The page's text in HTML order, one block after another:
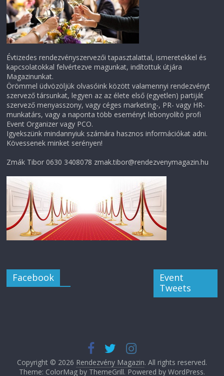
Évtizedes rendezvényszervezői tapasztalattal, ismeretekkel és
kapcsolatokkal felvértezve magunkat, indítottuk útjára
Magazinunkat.
Örömmel üdvözöljük olvasóink között valamennyi rendezvényt
szervező társunkat, legyen az az élete első (egyetlen) partiját
szervező menyasszony, vagy céges marketing-, PR- vagy HR-
munkatárs, vagy a naponta több eseményt lebonyolító profi
Event Organizer vagy PCO.
Igyekszünk mindannyiuk számára hasznos információkat adni.
Kövessenek minket serényen!
Zmák Tibor 0630 3408078 zmak.tibor@rendezvenymagazin.hu
Facebook
Event
Tweets
Copyright © 2026 Rendezvény Magazin. All rights reserved.
Theme: ColorMag by ThemeGrill. Powered by WordPress.